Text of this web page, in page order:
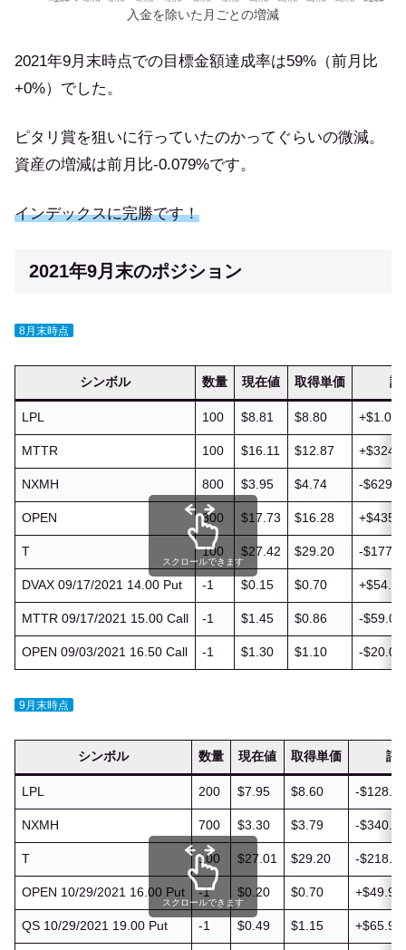
入金を除いた月ごとの増減
2021年9月末時点での目標金額達成率は59%（前月比
+0%）でした。
ピタリ賞を狙いに行っていたのかってぐらいの微減。
資産の増減は前月比-0.079%です。
インデックスに完勝です！
2021年9月末のポジション
8月末時点
シンボル 数量 現在値 取得単価 評
LPL 100 $8.81 $8.80 +$1.00
MTTR 100 $16.11 $12.87
NXMH 800 $3.95 $4.74 -
OPEN 300 $17.73 $16.28
T 100 $27.42 $29.20 -
DVAX 09/17/2021 14.00 Put -1 $0.15 $0.70
MTTR 09/17/2021 15.00 Call -1 $1.45 $0.86 -$59.04
OPEN 09/03/2021 16.50 Call -1 $1.30 $1.10 -$20.04
スクロールできます
9月末時点
シンボル 数量 現在値 取得単価 評
LPL 200 $7.95 $8.60 -
NXMH 700 $3.30 $3.79 -
T 100 $27.01 $29.20 -
OPEN 10/29/2021 16.00 Put -1 $0.20 $0.70 +$49.96
QS 10/29/2021 19.00 Put -1 $0.49 $1.15 +$65.96
スクロールできます